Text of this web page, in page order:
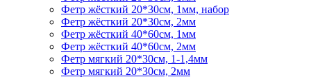
Фетр жёсткий 20*30см, 1мм, набор
Фетр жёсткий 20*30см, 2мм
Фетр жёсткий 40*60см, 1мм
Фетр жёсткий 40*60см, 2мм
Фетр мягкий 20*30см, 1-1,4мм
Фетр мягкий 20*30см, 2мм